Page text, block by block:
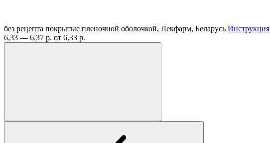
без рецепта покрытые пленочной оболочкой, Лекфарм, Беларусь Инструкция
6,33 — 6,37 р. от 6,33 р.